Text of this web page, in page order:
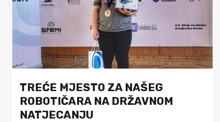
TREĆE MJESTO ZA NAŠEG
ROBOTIČARA NA DRŽAVNOM
NATJECANJU